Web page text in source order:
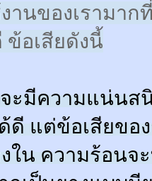
านของเรามา
อเสียดังนี้
ะมีความแน่นส
ดี แต่ข้อเสียขอ
ใน ความร้อนจ